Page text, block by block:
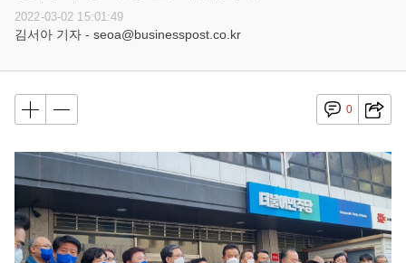
2022-03-02 15:01:49
김서아 기자 - seoa@businesspost.co.kr
0